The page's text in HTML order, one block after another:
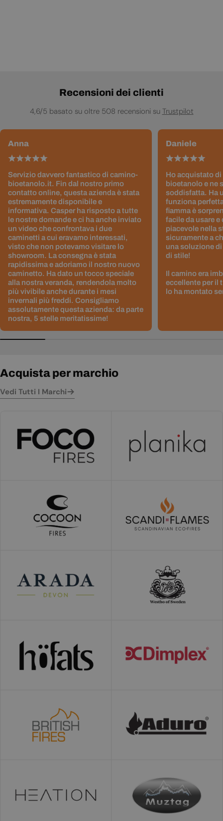
Recensioni dei clienti
4,6/5 basato su oltre 508 recensioni su Trustpilot
Anna
Servizio davvero fantastico di camino-
bioetanolo.it. Fin dal nostro primo
contatto online, questa azienda è stata
estremamente disponibile e
informativa. Casper ha risposto a tutte
le nostre domande e ci ha anche inviato
un video che confrontava i due
caminetti a cui eravamo interessati,
visto che non potevamo visitare lo
showroom. La consegna è stata
rapidissima e adoriamo il nostro nuovo
caminetto. Ha dato un tocco speciale
alla nostra veranda, rendendola molto
più vivibile anche durante i mesi
invernali più freddi. Consigliamo
assolutamente questa azienda: da parte
nostra, 5 stelle meritatissime!
Daniele
Ho acquistato di
bioetanolo e ne
soddisfatta. Ha
funziona
fiamma è
facile da usare e
piacevole nella
sicuramente a
una soluzione
di stile!
Il camino era
eccellente per il
lo ha montato
Acquista per marchio
Vedi Tutti I Marchi